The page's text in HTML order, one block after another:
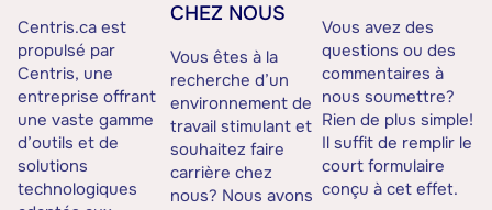
Centris.ca est
propulsé par
Centris, une
entreprise offrant
une vaste gamme
d’outils et de
solutions
technologiques
CHEZ NOUS
Vous êtes à la
recherche d’un
environnement de
travail stimulant et
souhaitez faire
carrière chez
nous? Nous avons
Vous avez des
questions ou des
commentaires à
nous soumettre?
Rien de plus simple!
Il suffit de remplir le
court formulaire
conçu à cet effet.